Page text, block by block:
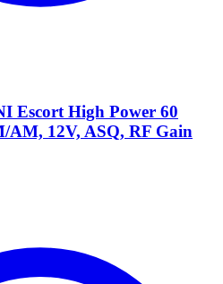
Escort High Power 60
AM, 12V, ASQ, RF Gain